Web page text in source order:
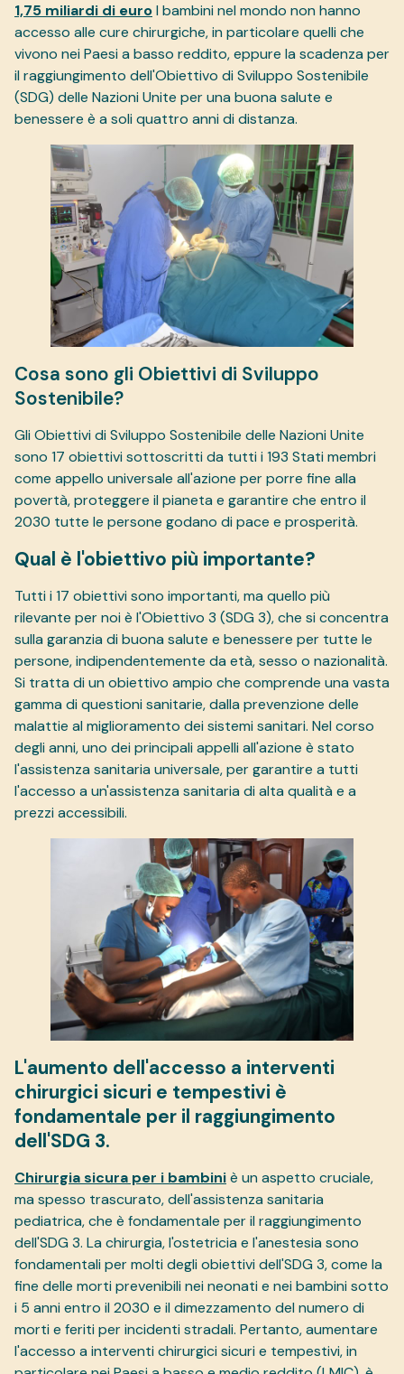
1,75 miliardi di euroI bambini nel mondo non hanno
accesso alle cure chirurgiche, in particolare quelli che
vivono nei Paesi a basso reddito, eppure la scadenza per
il raggiungimento dell'Obiettivo di Sviluppo Sostenibile
(SDG) delle Nazioni Unite per una buona salute e
benessere è a soli quattro anni di distanza.
Cosa sono gli Obiettivi di Sviluppo
Sostenibile?
Gli Obiettivi di Sviluppo Sostenibile delle Nazioni Unite
sono 17 obiettivi sottoscritti da tutti i 193 Stati membri
come appello universale all'azione per porre fine alla
povertà, proteggere il pianeta e garantire che entro il
2030 tutte le persone godano di pace e prosperità.
Qual è l'obiettivo più importante?
Tutti i 17 obiettivi sono importanti, ma quello più
rilevante per noi è l'Obiettivo 3 (SDG 3), che si concentra
sulla garanzia di buona salute e benessere per tutte le
persone, indipendentemente da età, sesso o nazionalità.
Si tratta di un obiettivo ampio che comprende una vasta
gamma di questioni sanitarie, dalla prevenzione delle
malattie al miglioramento dei sistemi sanitari. Nel corso
degli anni, uno dei principali appelli all'azione è stato
l'assistenza sanitaria universale, per garantire a tutti
l'accesso a un'assistenza sanitaria di alta qualità e a
prezzi accessibili.
L'aumento dell'accesso a interventi
chirurgici sicuri e tempestivi è
fondamentale per il raggiungimento
dell'SDG 3.
Chirurgia sicura per i bambiniè un aspetto cruciale,
ma spesso trascurato, dell'assistenza sanitaria
pediatrica, che è fondamentale per il raggiungimento
dell'SDG 3. La chirurgia, l'ostetricia e l'anestesia sono
fondamentali per molti degli obiettivi dell'SDG 3, come la
fine delle morti prevenibili nei neonati e nei bambini sotto
i 5 anni entro il 2030 e il dimezzamento del numero di
morti e feriti per incidenti stradali. Pertanto, aumentare
l'accesso a interventi chirurgici sicuri e tempestivi, in